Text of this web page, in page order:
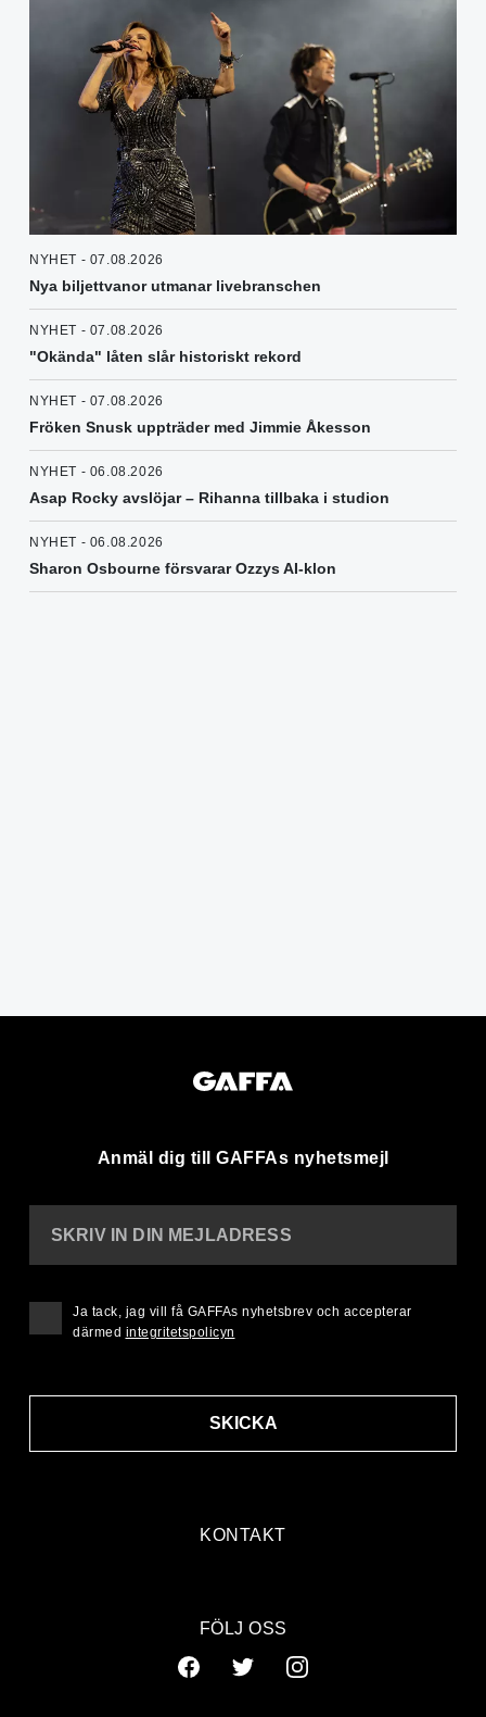
NYHET - 07.08.2026
Nya biljettvanor utmanar livebranschen
NYHET - 07.08.2026
"Okända" låten slår historiskt rekord
NYHET - 07.08.2026
Fröken Snusk uppträder med Jimmie Åkesson
NYHET - 06.08.2026
Asap Rocky avslöjar – Rihanna tillbaka i studion
NYHET - 06.08.2026
Sharon Osbourne försvarar Ozzys AI-klon
Anmäl dig till GAFFAs nyhetsmejl
KONTAKT
SKRIV IN DIN MEJLADRESS
SKICKA
Ja tack, jag vill få GAFFAs nyhetsbrev och accepterar
därmed integritetspolicyn
FÖLJ OSS